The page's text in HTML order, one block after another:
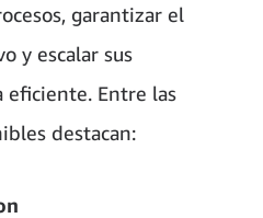
garantizar el
y escalar sus
eficiente. Entre las
destacan: